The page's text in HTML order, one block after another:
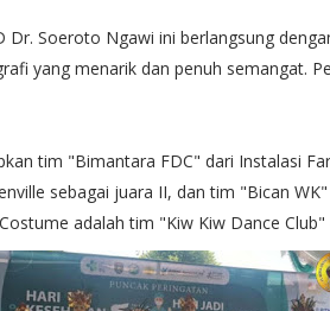
Dr. Soeroto Ngawi ini berlangsung
yang menarik dan penuh semangat.
tim "Bimantara FDC" dari Instalasi
sebagai juara II, dan tim "Bican
adalah tim "Kiw Kiw Dance